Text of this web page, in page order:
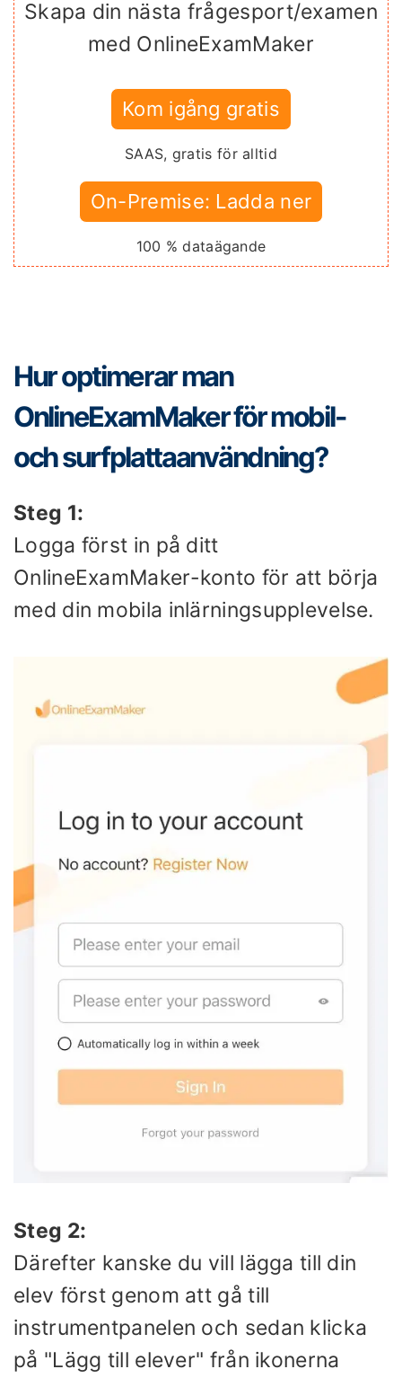
Skapa din nästa frågesport/examen
med OnlineExamMaker
Kom igång gratis
SAAS, gratis för alltid
On-Premise: Ladda ner
100 % dataägande
Hur optimerar man
OnlineExamMaker för mobil-
och surfplattaanvändning?
Steg 1:
Logga först in på ditt
OnlineExamMaker-konto för att börja
med din mobila inlärningsupplevelse.
Steg 2:
Därefter kanske du vill lägga till din
elev först genom att gå till
instrumentpanelen och sedan klicka
på "Lägg till elever" från ikonerna